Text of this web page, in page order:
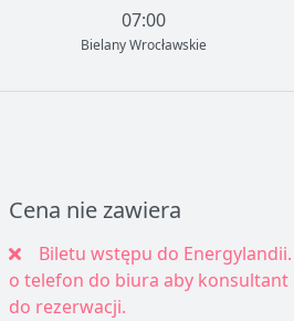
07:00
Bielany Wrocławskie
Cena nie zawiera
Biletu wstępu do
o telefon do biura aby
do rezerwacji.